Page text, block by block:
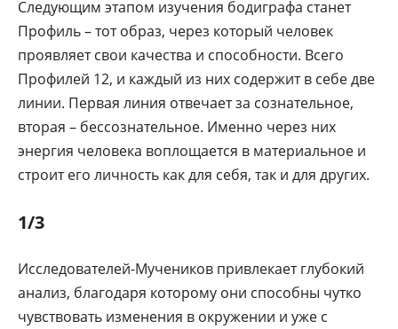
Следующим этапом изучения бодиграфа станет
Профиль – тот образ, через который человек
проявляет свои качества и способности. Всего
Профилей 12, и каждый из них содержит в себе две
линии. Первая линия отвечает за сознательное,
вторая – бессознательное. Именно через них
энергия человека воплощается в материальное и
строит его личность как для себя, так и для других.
1/3
Исследователей-Мучеников привлекает глубокий
анализ, благодаря которому они способны чутко
чувствовать изменения в окружении и уже с